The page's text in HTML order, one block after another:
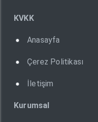
KVKK
Anasayfa
Çerez Politikası
İletişim
Kurumsal